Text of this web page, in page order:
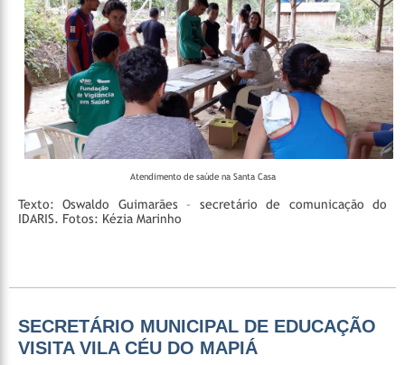
Atendimento de saúde na Santa Casa
Texto: Oswaldo Guimarães – secretário de comunicação do
IDARIS. Fotos: Kézia Marinho
SECRETÁRIO MUNICIPAL DE EDUCAÇÃO
VISITA VILA CÉU DO MAPIÁ